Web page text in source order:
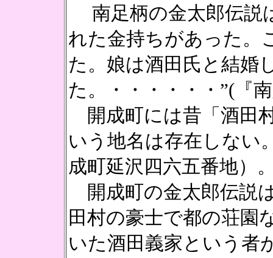
南足柄の金太郎伝説
れた金持ちがあった。
た。娘は酒田氏と結婚
た。・・・・・・”(『
開成町には昔「酒田
いう地名は存在しない
成町延沢四六五番地）
開成町の金太郎伝説
田村の豪士で都の荘園
いた酒田義家という者